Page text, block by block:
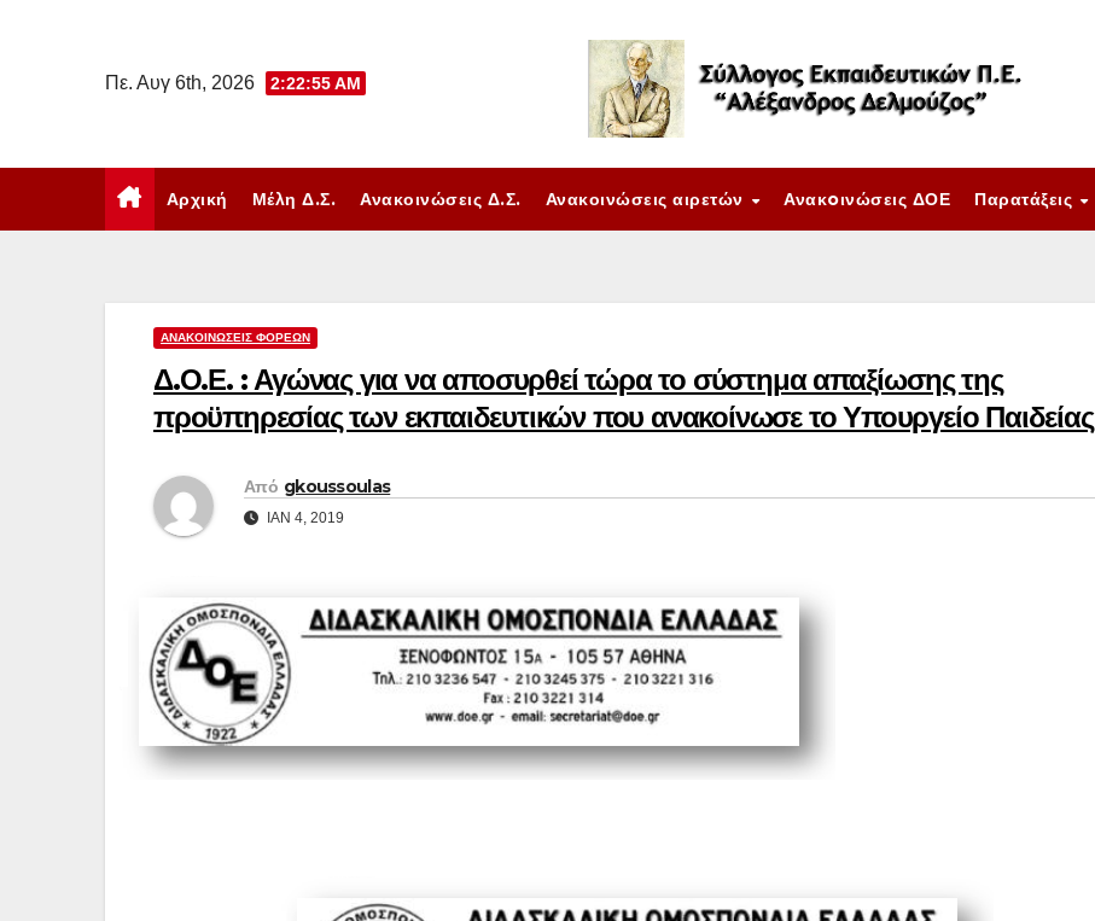
Πε. Αυγ 6th, 2026 2:22:56 AM
Αρχική Μέλη Δ.Σ. Ανακοινώσεις Δ.Σ. Ανακοινώσεις αιρετών Ανακoινώσεις ΔΟΕ Παρατάξεις
ΑΝΑΚΟΙΝΏΣΕΙΣ ΦΟΡΈΩΝ
Δ.Ο.Ε. : Αγώνας για να αποσυρθεί τώρα το σύστημα απαξίωσης της
προϋπηρεσίας των εκπαιδευτικών που ανακοίνωσε το Υπουργείο Παιδείας
Από gkoussoulas
ΙΑΝ 4, 2019